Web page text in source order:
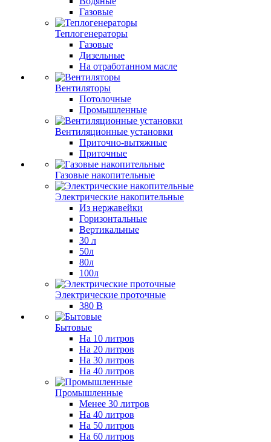
Газовые
Теплогенераторы
Газовые
Дизельные
На отработанном масле
Вентиляторы
Потолочные
Промышленные
Вентиляционные установки
Приточно-вытяжные
Приточные
Газовые накопительные
Электрические накопительные
Из нержавейки
Горизонтальные
Вертикальные
30 л
50л
80л
100л
Электрические проточные
380 В
Бытовые
На 10 литров
На 20 литров
На 30 литров
На 40 литров
Промышленные
Менее 30 литров
На 40 литров
На 50 литров
На 60 литров